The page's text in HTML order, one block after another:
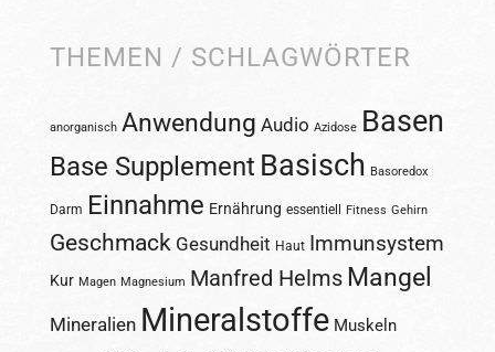
THEMEN / SCHLAGWÖRTER
anorganisch Anwendung Audio Azidose Basen
Base Supplement Basisch Basoredox
Darm Einnahme Ernährung essentiell Fitness Gehirn
Geschmack Gesundheit Haut Immunsystem
Kur Magen Magnesium Manfred Helms Mangel
Mineralien Mineralstoffe Muskeln